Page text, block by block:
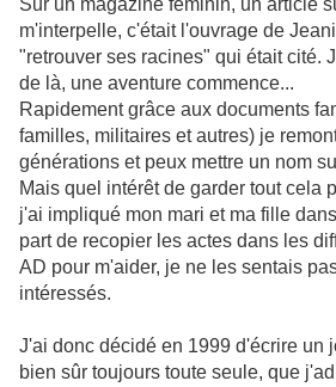
Sur un magazine féminin, un article
m'interpelle, c'était l'ouvrage de
"retrouver ses racines" qui était cité.
de là, une aventure commence...
Rapidement grâce aux documents
familles, militaires et autres) je
générations et peux mettre un nom
Mais quel intérêt de garder tout cela
j'ai impliqué mon mari et ma fille
part de recopier les actes dans les
AD pour m'aider, je ne les sentais
intéressés.
J'ai donc décidé en 1999 d'écrire un
bien sûr toujours toute seule, que